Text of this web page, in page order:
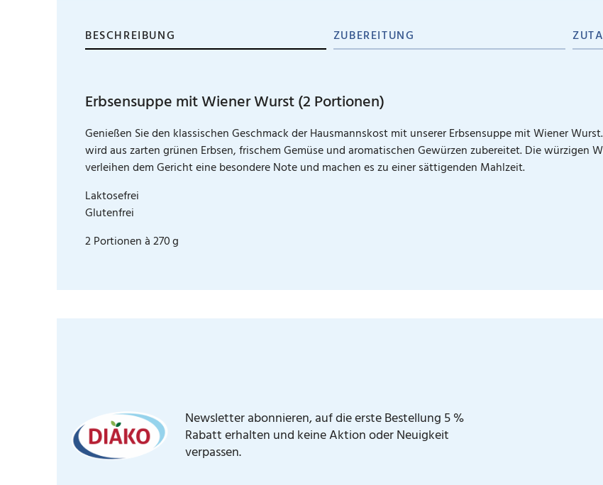
BESCHREIBUNG ZUBEREITUNG
Erbsensuppe mit Wiener Wurst (2 Portionen)
Genießen Sie den klassischen Geschmack der Hausmannskost mit unserer Erbsensuppe mit Wiener
wird aus zarten grünen Erbsen, frischem Gemüse und aromatischen Gewürzen zubereitet. Die würzigen
verleihen dem Gericht eine besondere Note und machen es zu einer sättigenden Mahlzeit.
Laktosefrei
Glutenfrei
2 Portionen à 270 g
Newsletter abonnieren, auf die erste Bestellung 5 %
Rabatt erhalten und keine Aktion oder Neuigkeit
verpassen.